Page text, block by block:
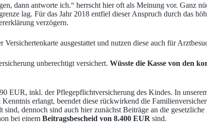
dann antworte ich.“ herrscht hier oft als Meinung vor. Ganz
lag. Für das Jahr 2018 entfiel dieser Anspruch durch das
verzögern.
ausgestattet und nutzen diese auch für
unberechtigt versichert. Wüsste die Kasse von den
EUR, inkl. der Pflegepflichtversicherung des Kindes. In
erlangt, beendet diese rückwirkend die
dennoch sind auch hier zunächst Beiträge an die
bei einem Beitragsbescheid von 8.400 EUR sind.